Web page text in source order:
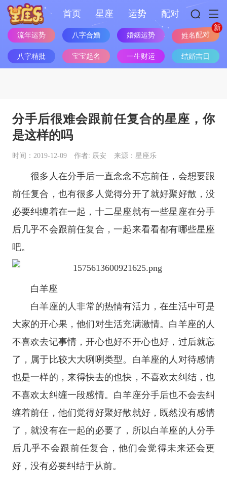
首页 星座 运势 配对
流年运势 八字合婚 婚姻运势 姓名配对
八字精批 宝宝起名 一生财运 结婚吉日
分手后很难会跟前任复合的星座，你
是这样的吗
时间：2019-12-09 作者: 辰安 来源：星座乐
很多人在分手后一直念念不忘前任，会想要跟
前任复合，也有很多人觉得分开了就好聚好散，没
必要纠缠着在一起， 十二星座就有一些星座在分手
后几乎不会跟前任复合，一起来看看都有哪些星座
吧。
白羊座
白羊座的人非常的热情有活力，在生活中可是
大家的开心果，他们对生活充满激情。白羊座的人
不喜欢去记事情，开心也好不开心也好，过后就忘
了，属于比较大大咧咧类型。白羊座的人对待感情
也是一样的，来得快去的也快，不喜欢太纠结，也
不喜欢太纠缠一段感情。白羊座分手后也不会去纠
缠着前任，他们觉得好聚好散就好，既然没有感情
了，就没有在一起的必要了，所以白羊座的人分手
后几乎不会跟前任复合，他们会觉得未来还会更
好，没有必要纠结于从前。